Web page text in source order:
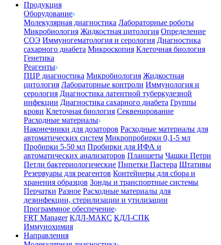
Продукция
Оборудование
Молекулярная диагностика Лабораторные роботы
Микробиология Жидкостная цитология Определение
СОЭ Иммуногематология и серология Диагностика
сахарного диабета Микроскопия Клеточная биология
Генетика
Реагенты
ПЦР диагностика Микробиология Жидкостная
цитология Лабораторные контроли Иммунология и
серология Диагностика латентной туберкулезной
инфекции Диагностика сахарного диабета Группы
крови Клеточная биология Секвенирование
Расходные материалы
Наконечники для дозаторов Расходные материалы для
автоматических систем Микропробирки 0,1-5 мл
Пробирки 5-50 мл Пробирки для ИФА и
автоматических анализаторов Планшеты Чашки Петри
Петли бактериологические Пипетки Пастера Штативы
Резервуары для реагентов Контейнеры для сбора и
хранения образцов Зонды и транспортные системы
Перчатки Разное Расходные материалы для
дезинфекции, стерилизации и утилизации
Программное обеспечение
FRT Manager КДЛ-МАКС КДЛ-СПК
Иммунохимия
Направления